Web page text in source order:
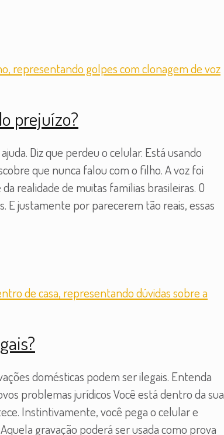
prejuízo?
Diz que perdeu o celular. Está usando
que nunca falou com o filho. A voz foi
realidade de muitas famílias brasileiras. O
justamente por parecerem tão reais, essas
domésticas podem ser ilegais. Entenda
problemas jurídicos Você está dentro da sua
Instintivamente, você pega o celular e
gravação poderá ser usada como prova